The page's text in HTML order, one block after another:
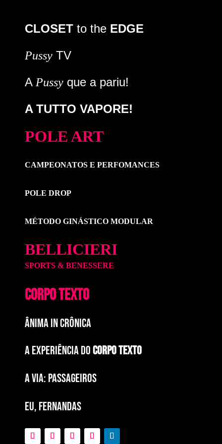
CLOSET to the EDGE
Pussy TV
A Pussy que a pariu!
A TUTTO VAPORE!
POLE ART
CAMPEONATOS E PERFOMANCES
POLE DROP
MÉTODO GINÁSTICO MODULAR
BELLICIERI
SPORTS & BENESSERE
CORPO TEXTO
ÂNIMA IN CRÔNICA
A EXPERIÊNCIA DOCORPO TEXTO
a via: paSSAGEIROS
EU, FERNANDAS